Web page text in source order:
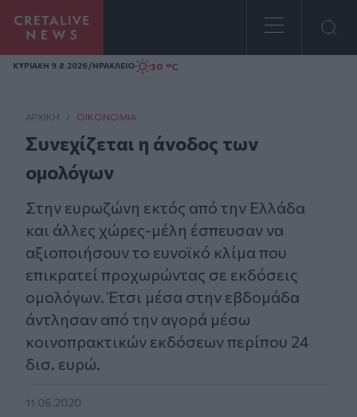
Homepage
ΚΥΡΙΑΚΗ 9.8.2026/ΗΡΑΚΛΕΙΟ 30 °C
ΑΡΧΙΚΗ / ΟΙΚΟΝΟΜΊΑ
Συνεχίζεται η άνοδος των
ομολόγων
Στην ευρωζώνη εκτός από την Ελλάδα
και άλλες χώρες-μέλη έσπευσαν να
αξιοποιήσουν το ευνοϊκό κλίμα που
επικρατεί προχωρώντας σε εκδόσεις
ομολόγων. Έτσι μέσα στην εβδομάδα
άντλησαν από την αγορά μέσω
κοινοπρακτικών εκδόσεων περίπου 24
δισ. ευρώ.
11.06.2020